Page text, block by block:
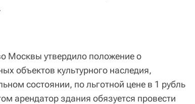
Москвы утвердило положение о
объектов культурного наследия,
состоянии, по льготной цене в 1 рубль
арендатор здания обязуется провести